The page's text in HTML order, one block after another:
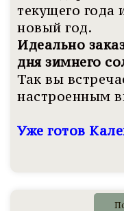
текущего года
новый год.
Идеально
дня зимнего
Так вы
настроенным
Уже готов